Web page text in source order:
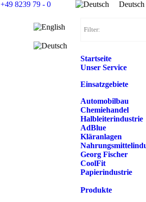
+49 8239 79 - 0 Deutsch
Startseite
Unser Service
Einsatzgebiete
Automobilbau
Chemiehandel
Halbleiterindustrie
AdBlue
Kläranlagen
Georg Fischer
CoolFit
Papierindustrie
Produkte